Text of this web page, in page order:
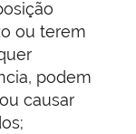
ou terem
podem
causar